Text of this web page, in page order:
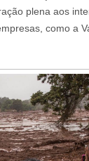
plena aos
como a